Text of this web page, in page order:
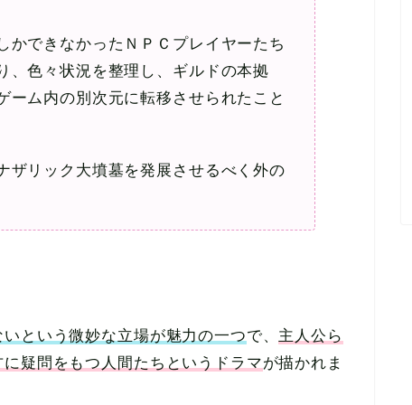
かできなかったＮＰＣプレイヤーたち
、色々状況を整理し、ギルドの本拠
ーム内の別次元に転移させられたこと
ザリック大墳墓を発展させるべく外の
という微妙な立場が魅力の一つで、 主人公ら
疑問をもつ人間たちというドラマが描かれま